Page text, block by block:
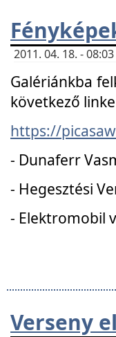
2011. 04. 18. -
Galériánkba
következő
https://
- Dunaferr
- Hegesztési
- Elektromobil
Verseny